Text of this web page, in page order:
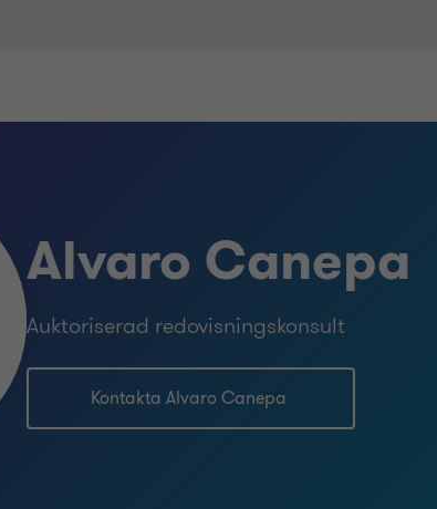
Alvaro Canepa
Auktoriserad redovisningskonsult
Kontakta Alvaro Canepa